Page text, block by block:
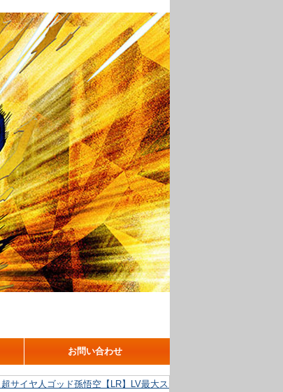
お問い合わせ
サイヤ人ゴッド孫悟空【LR】LV最大ステータスまとめ！